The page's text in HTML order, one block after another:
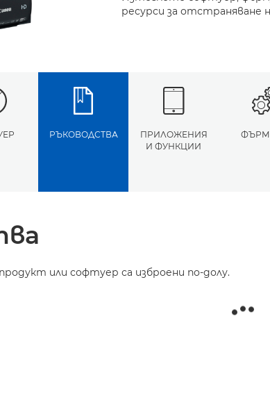
ресурси за отстраняване
РЪКОВОДСТВА
ПРИЛОЖЕНИЯ
И ФУНКЦИИ
или софтуер са изброени по-долу.